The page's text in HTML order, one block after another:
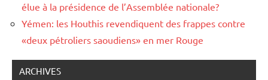
élue à la présidence de l’Assemblée nationale?
Yémen: les Houthis revendiquent des frappes contre
«deux pétroliers saoudiens» en mer Rouge
ARCHIVES